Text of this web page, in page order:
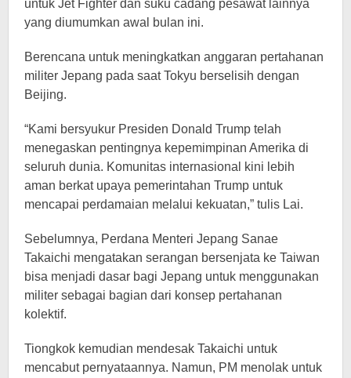
untuk Jet Fighter dan suku cadang pesawat lainnya
yang diumumkan awal bulan ini.
Berencana untuk meningkatkan anggaran pertahanan
militer Jepang pada saat Tokyu berselisih dengan
Beijing.
“Kami bersyukur Presiden Donald Trump telah
menegaskan pentingnya kepemimpinan Amerika di
seluruh dunia. Komunitas internasional kini lebih
aman berkat upaya pemerintahan Trump untuk
mencapai perdamaian melalui kekuatan,” tulis Lai.
Sebelumnya, Perdana Menteri Jepang Sanae
Takaichi mengatakan serangan bersenjata ke Taiwan
bisa menjadi dasar bagi Jepang untuk menggunakan
militer sebagai bagian dari konsep pertahanan
kolektif.
Tiongkok kemudian mendesak Takaichi untuk
mencabut pernyataannya. Namun, PM menolak untuk